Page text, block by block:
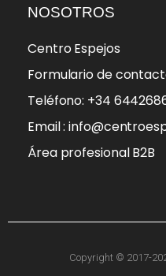
NOSOTROS
Centro Espejos
Formulario de
Teléfono: +34
Email :
Área profesional B2B
Copyright © 2017-